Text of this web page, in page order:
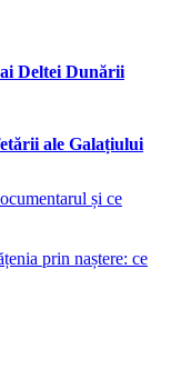
Deltei Dunării
ale Galațiului
și ce
prin naștere: ce